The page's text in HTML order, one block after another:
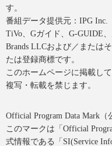
す。
番組データ提供元：IPG Inc.
TiVo、Gガイド、G-GUIDE
Brands LLCおよび／または
たは登録商標です。
このホームページに掲載し
複写・転載を禁じます。
Official Program Data Mark（
このマークは「Official
式情報である「SI(Service